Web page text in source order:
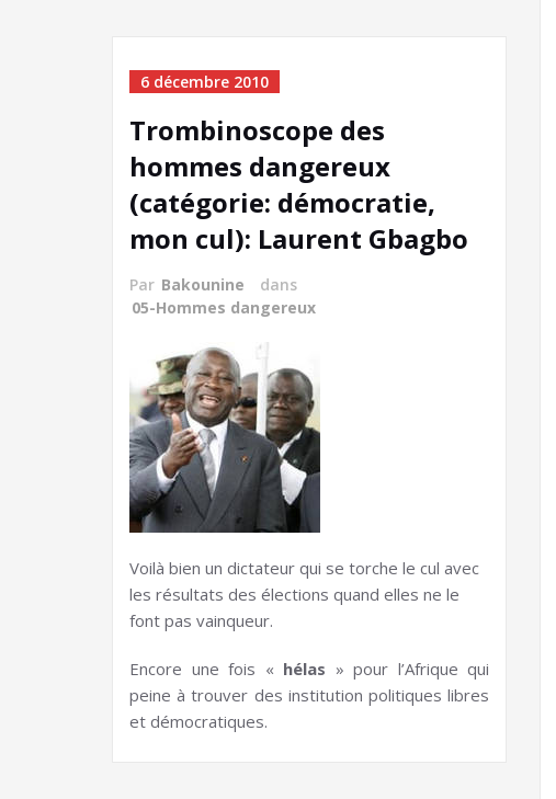
6 décembre 2010
Trombinoscope des
hommes dangereux
(catégorie: démocratie,
mon cul): Laurent Gbagbo
Par Bakounine
dans
05-Hommes dangereux
Voilà bien un dictateur qui se torche le cul avec
les résultats des élections quand elles ne le
font pas vainqueur.
Encore une fois « hélas » pour l’Afrique qui
peine à trouver des institution politiques libres
et démocratiques.